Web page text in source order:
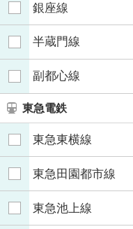
銀座線
半蔵門線
副都心線
東急電鉄
東急東横線
東急田園都市線
東急池上線